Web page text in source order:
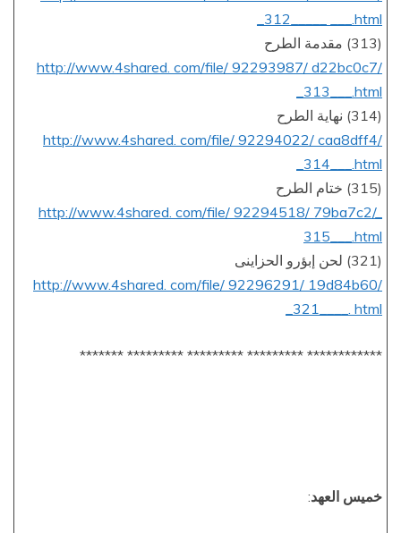
_312_____ ___.html
(313) مقدمة الطرح
http://www.4shared. com/file/ 92293987/ d22bc0c7/
_313___.html
(314) نهاية الطرح
http://www.4shared. com/file/ 92294022/ caa8dff4/
_314___.html
(315) ختام الطرح
http://www.4shared. com/file/ 92294518/ 79ba7c2/_
315___.html
(321) لحن إبؤرو الحزاينى
http://www.4shared. com/file/ 92296291/ 19d84b60/
_321____. html
************ ********* ********* ********* *******
خميس العهد: